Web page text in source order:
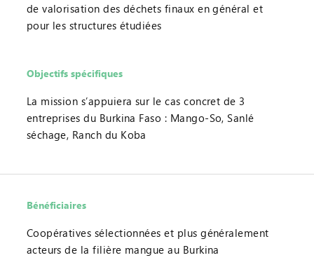
de valorisation des déchets finaux en général et
pour les structures étudiées
Objectifs spécifiques
La mission s’appuiera sur le cas concret de 3
entreprises du Burkina Faso : Mango-So, Sanlé
séchage, Ranch du Koba
Bénéficiaires
Coopératives sélectionnées et plus généralement
acteurs de la filière mangue au Burkina